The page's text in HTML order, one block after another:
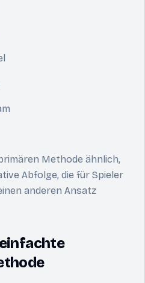
Methode ähnlich,
Abfolge, die für Spieler
anderen Ansatz